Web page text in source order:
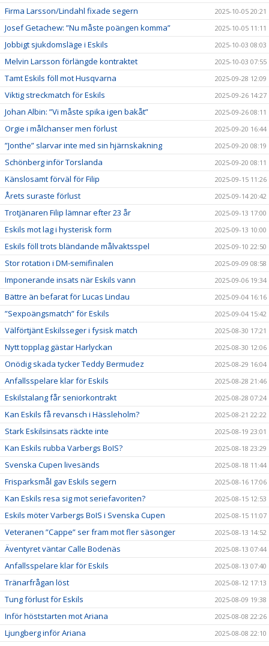
Firma Larsson/Lindahl fixade segern 2025-10-05 20:21
Josef Getachew: ”Nu måste poängen komma” 2025-10-05 11:11
Jobbigt sjukdomsläge i Eskils 2025-10-03 08:03
Melvin Larsson förlängde kontraktet 2025-10-03 07:55
Tamt Eskils föll mot Husqvarna 2025-09-28 12:09
Viktig streckmatch för Eskils 2025-09-26 14:27
Johan Albin: ”Vi måste spika igen bakåt” 2025-09-26 08:11
Orgie i målchanser men förlust 2025-09-20 16:44
”Jonthe” slarvar inte med sin hjärnskakning 2025-09-20 08:19
Schönberg inför Torslanda 2025-09-20 08:11
Känslosamt förväl för Filip 2025-09-15 11:26
Årets suraste förlust 2025-09-14 20:42
Trotjänaren Filip lämnar efter 23 år 2025-09-13 17:00
Eskils mot lag i hysterisk form 2025-09-13 10:00
Eskils föll trots bländande målvaktsspel 2025-09-10 22:50
Stor rotation i DM-semifinalen 2025-09-09 08:58
Imponerande insats när Eskils vann 2025-09-06 19:34
Bättre än befarat för Lucas Lindau 2025-09-04 16:16
”Sexpoängsmatch” för Eskils 2025-09-04 15:42
Välförtjänt Eskilsseger i fysisk match 2025-08-30 17:21
Nytt topplag gästar Harlyckan 2025-08-30 12:06
Onödig skada tycker Teddy Bermudez 2025-08-29 16:04
Anfallsspelare klar för Eskils 2025-08-28 21:46
Eskilstalang får seniorkontrakt 2025-08-28 07:24
Kan Eskils få revansch i Hässleholm? 2025-08-21 22:22
Stark Eskilsinsats räckte inte 2025-08-19 23:01
Kan Eskils rubba Varbergs BoIS? 2025-08-18 23:29
Svenska Cupen livesänds 2025-08-18 11:44
Frisparksmål gav Eskils segern 2025-08-16 17:06
Kan Eskils resa sig mot seriefavoriten? 2025-08-15 12:53
Eskils möter Varbergs BoIS i Svenska Cupen 2025-08-15 11:07
Veteranen ”Cappe” ser fram mot fler säsonger 2025-08-13 14:52
Äventyret väntar Calle Bodenäs 2025-08-13 07:44
Anfallsspelare klar för Eskils 2025-08-13 07:40
Tränarfrågan löst 2025-08-12 17:13
Tung förlust för Eskils 2025-08-09 19:38
Inför höststarten mot Ariana 2025-08-08 22:26
Ljungberg inför Ariana 2025-08-08 22:10